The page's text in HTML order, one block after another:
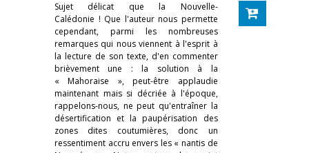
Sujet délicat que la Nouvelle-
Calédonie ! Que l'auteur nous permette
cependant, parmi les nombreuses
remarques qui nous viennent à l'esprit à
la lecture de son texte, d'en commenter
brièvement une : la solution à la
« Mahoraise », peut-être applaudie
maintenant mais si décriée à l'époque,
rappelons-nous, ne peut qu'entraîner la
désertification et la paupérisation des
zones dites coutumières, donc un
ressentiment accru envers les « nantis de